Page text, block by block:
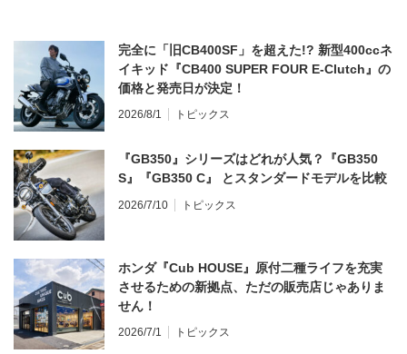
完全に「旧CB400SF」を超えた!? 新型400ccネ
イキッド『CB400 SUPER FOUR E-Clutch』の
価格と発売日が決定！
2026/8/1 トピックス
『GB350』シリーズはどれが人気？『GB350
S』『GB350 C』 とスタンダードモデルを比較
2026/7/10 トピックス
ホンダ『Cub HOUSE』原付二種ライフを充実
させるための新拠点、ただの販売店じゃありま
せん！
2026/7/1 トピックス